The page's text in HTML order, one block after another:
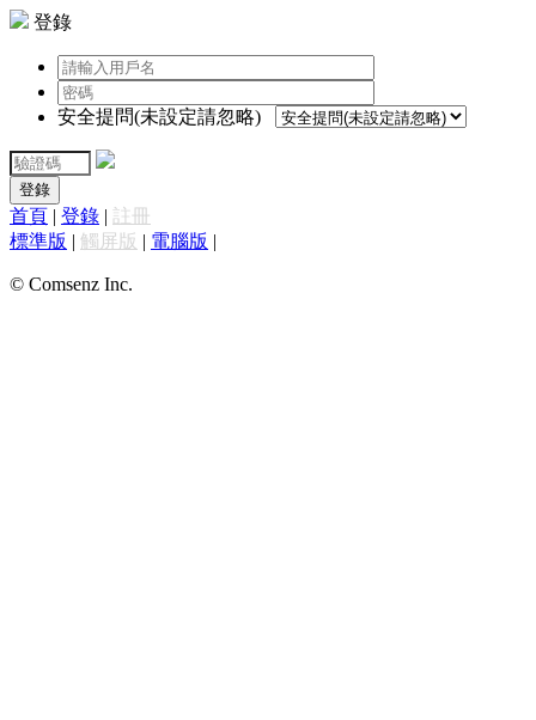
登錄
安全提問(未設定請忽略)
登錄
首頁 | 登錄 | 註冊
標準版 | 觸屏版 | 電腦版 |
© Comsenz Inc.